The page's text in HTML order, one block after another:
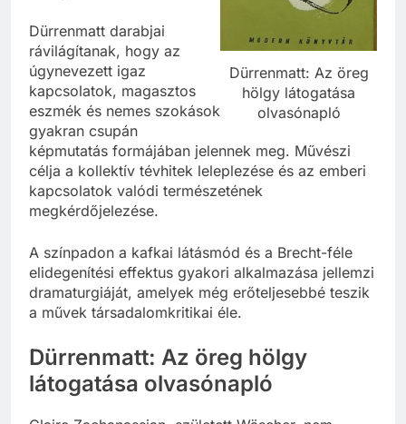
Dürrenmatt: Az öreg
hölgy látogatása
olvasónapló
Dürrenmatt darabjai
rávilágítanak, hogy az
úgynevezett igaz
kapcsolatok, magasztos
eszmék és nemes szokások
gyakran csupán
képmutatás formájában jelennek meg. Művészi
célja a kollektív tévhitek leleplezése és az emberi
kapcsolatok valódi természetének
megkérdőjelezése.
A színpadon a kafkai látásmód és a Brecht-féle
elidegenítési effektus gyakori alkalmazása jellemzi
dramaturgiáját, amelyek még erőteljesebbé teszik
a művek társadalomkritikai éle.
Dürrenmatt: Az öreg hölgy
látogatása olvasónapló